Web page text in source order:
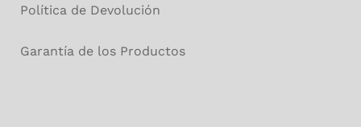
Política de Devolución
Garantía de los Productos